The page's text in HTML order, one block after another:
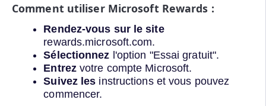
Comment utiliser Microsoft Rewards :
Rendez-vous sur le site
rewards.microsoft.com.
Sélectionnez l'option "Essai gratuit".
Entrezvotre compte Microsoft.
Suivez les instructions et vous pouvez
commencer.